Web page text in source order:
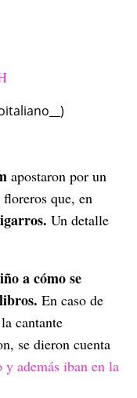
apostaron por un
que, en
Un detalle
a cómo se
En caso de
cantante
se dieron cuenta
además iban en la